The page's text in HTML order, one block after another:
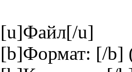
[u]Файл[/u]
[b]Формат: [/b]